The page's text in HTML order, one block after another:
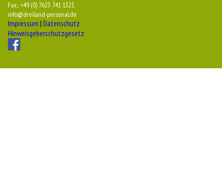
Fax.: +49 (0) 7623 741 1321
info@dreiland-personal.de
Impressum | Datenschutz
Hinweisgeberschutzgesetz